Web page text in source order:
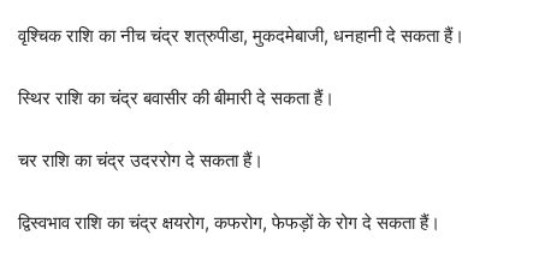
वृश्चिक राशि का नीच चंद्र शत्रुपीडा, मुकदमेबाजी, धनहानी दे सकता हैं।
स्थिर राशि का चंद्र बवासीर की बीमारी दे सकता हैं।
चर राशि का चंद्र उदररोग दे सकता हैं।
द्विस्वभाव राशि का चंद्र क्षयरोग, कफरोग, फेफड़ों के रोग दे सकता हैं।